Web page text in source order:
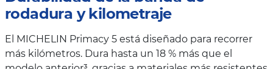
rodadura y kilometraje
El MICHELIN Primacy 5 está diseñado para recorrer
más kilómetros. Dura hasta un 18 % más que el